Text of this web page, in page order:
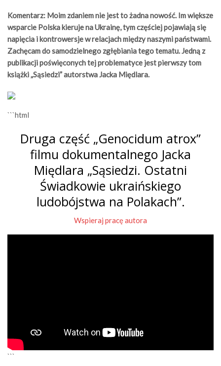
Komentarz: Moim zdaniem nie jest to żadna nowość. Im większe
wsparcie Polska kieruje na Ukrainę, tym częściej pojawiają się
napięcia i kontrowersje w relacjach między naszymi państwami.
Zachęcam do samodzielnego zgłębiania tego tematu. Jedną z
publikacji poświęconych tej problematyce jest pierwszy tom
książki „Sąsiedzi” autorstwa Jacka Międlara.
```html
Druga część „Genocidum atrox”
filmu dokumentalnego Jacka
Międlara „Sąsiedzi. Ostatni
Świadkowie ukraińskiego
ludobójstwa na Polakach”.
Wspieraj pracę autora
```